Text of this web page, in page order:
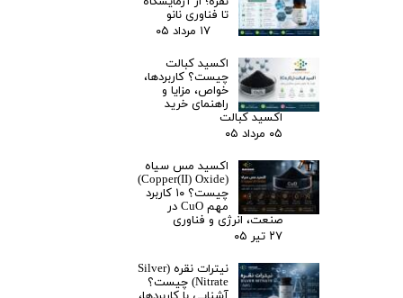
تا فناوری نانو
۱۷ مرداد ۰۵
اکسید کبالت
چیست؟ کاربردها،
خواص، مزایا و
راهنمای خرید
اکسید کبالت
۰۵ مرداد ۰۵
اکسید مس سیاه
(Copper(II) Oxide)
چیست؟ ۱۰ کاربرد
مهم CuO در
صنعت، انرژی و فناوری
۲۷ تیر ۰۵
نیترات نقره (Silver
Nitrate) چیست؟